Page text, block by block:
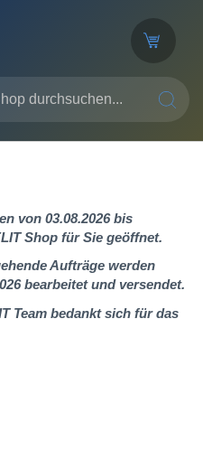
SUCHE
von 03.08.2026 bis
Shop für Sie geöffnet.
Aufträge werden
bearbeitet und versendet.
Team bedankt sich für das